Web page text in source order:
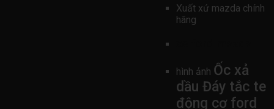
Xuất xứ mazda chính
hãng
hình ảnh Ốc xả
dầu Đáy tắc te
động cơ ford